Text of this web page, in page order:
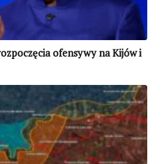
ofensywy na Kijów i